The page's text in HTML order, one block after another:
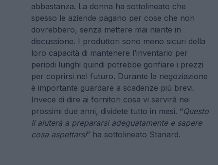
abbastanza. La donna ha sottolineato che
spesso le aziende pagano per cose che non
dovrebbero, senza mettere mai niente in
discussione. I produttori sono meno sicuri della
loro capacità di mantenere l’inventario per
periodi lunghi quindi potrebbe gonfiare i prezzi
per coprirsi nel futuro. Durante la negoziazione
è importante guardare a scadenze più brevi.
Invece di dire ai fornitori cosa vi servirà nei
prossimi due anni, dividete tutto in mesi. “Questo
li aiuterà a prepararsi adeguatamente e sapere
cosa aspettarsi” ha sottolineato Stanard.